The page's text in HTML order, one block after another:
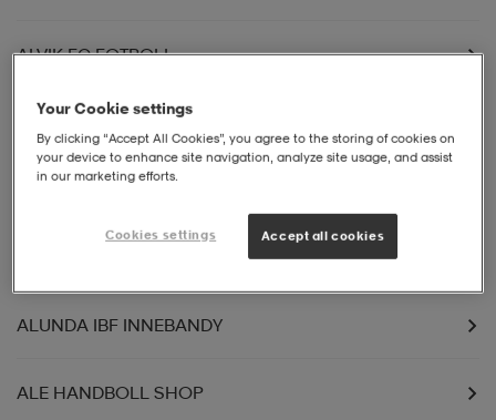
ALVIK FC FOTBOLL
ASPERO GÖTEBORG ELEVER
AIK FOTBOLL FOTBOLL
AIK FOTBOLL KNATTESKOLAN
ALUNDA IBF INNEBANDY
ALE HANDBOLL SHOP
Your Cookie settings
By clicking “Accept All Cookies”, you agree to the storing of cookies on
your device to enhance site navigation, analyze site usage, and assist
in our marketing efforts.
Cookies settings Accept all cookies